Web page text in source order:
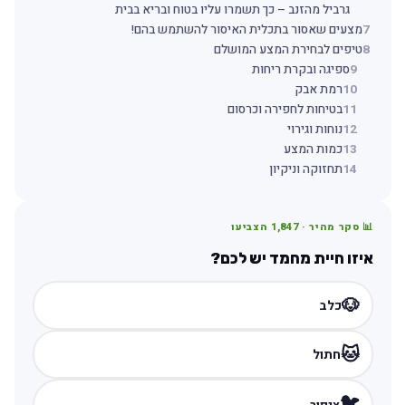
גרביל מהזנב – כך תשמרו עליו בטוח ובריא בבית
7מצעים שאסור בתכלית האיסור להשתמש בהם!
8טיפים לבחירת המצע המושלם
9ספיגה ובקרת ריחות
10רמת אבק
11בטיחות לחפירה וכרסום
12נוחות וגירוי
13כמות המצע
14תחזוקה וניקיון
📊 סקר מהיר · 1,847הצביעו
איזו חיית מחמד יש לכם?
🐶כלב
🐱חתול